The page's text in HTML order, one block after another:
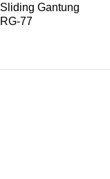
Sliding Gantung
RG-77